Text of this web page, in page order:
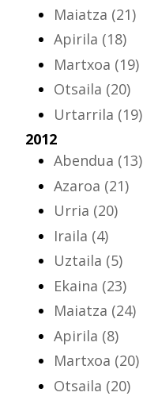
Maiatza (21)
Apirila (18)
Martxoa (19)
Otsaila (20)
Urtarrila (19)
2012
Abendua (13)
Azaroa (21)
Urria (20)
Iraila (4)
Uztaila (5)
Ekaina (23)
Maiatza (24)
Apirila (8)
Martxoa (20)
Otsaila (20)